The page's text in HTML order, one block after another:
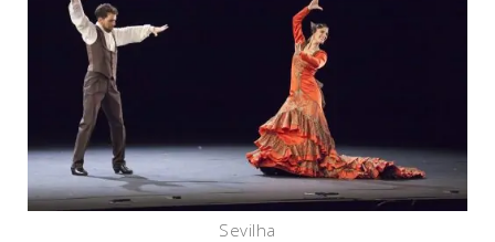
Sevilha